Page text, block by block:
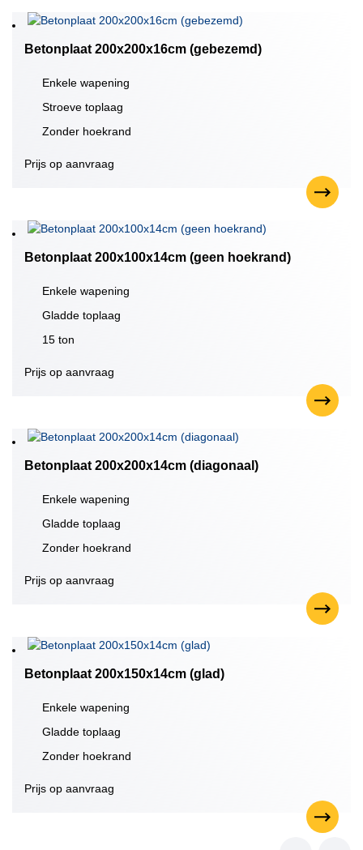
Betonplaat 200x200x16cm (gebezemd)
Enkele wapening
Stroeve toplaag
Zonder hoekrand
Prijs op aanvraag
Betonplaat 200x100x14cm (geen hoekrand)
Enkele wapening
Gladde toplaag
15 ton
Prijs op aanvraag
Betonplaat 200x200x14cm (diagonaal)
Enkele wapening
Gladde toplaag
Zonder hoekrand
Prijs op aanvraag
Betonplaat 200x150x14cm (glad)
Enkele wapening
Gladde toplaag
Zonder hoekrand
Prijs op aanvraag